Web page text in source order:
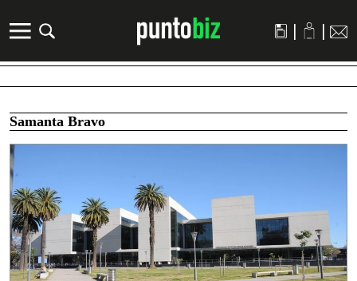
| |
Samanta Bravo